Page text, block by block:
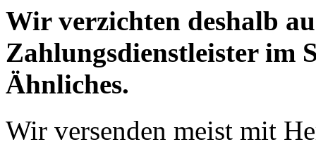
Wir verzichten deshalb
Zahlungsdienstleister im
Ähnliches.
Wir versenden meist mit